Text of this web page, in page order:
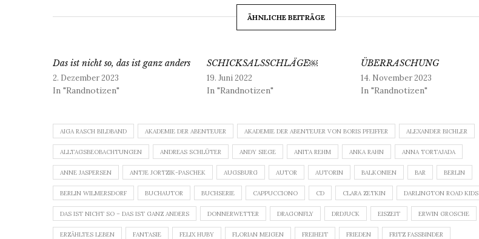
ÄHNLICHE BEITRÄGE
Das ist nicht so, das ist ganz anders
2. Dezember 2023
In "Randnotizen"
SCHICKSALSSCHLÄGE￼
19. Juni 2022
In "Randnotizen"
ÜBERRASCHUNG
14. November 2023
In "Randnotizen"
AIGA RASCH BILDBAND AKADEMIE DER ABENTEUER AKADEMIE DER ABENTEUER VON BORIS PFEIFFER ALEXANDER BICHLER
ALLTAGSBEOBACHTUNGEN ANDREAS SCHLÜTER ANDY SIEGE ANITA REHM ANKA RAHN ANNA TORTAJADA
ANNE JASPERSEN ANTJE JORTZIK-PASCHEK AUGSBURG AUTOR AUTORIN BALKONIEN BAR BERLIN
BERLIN WILMERSDORF BUCHAUTOR BUCHSERIE CAPPUCCIONO CD CLARA ZETKIN DARLINGTON ROAD KIDS
DAS IST NICHT SO – DAS IST GANZ ANDERS DONNERWETTER DRAGONFLY DRDJUCK EISZEIT ERWIN GROSCHE
ERZÄHLTES LEBEN FANTASIE FELIX HUBY FLORIAN MEIGEN FREIHEIT FRIEDEN FRITZ FASSBINDER